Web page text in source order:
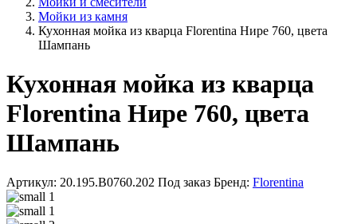
Мойки из камня
Кухонная мойка из кварца Florentina Нире 760, цвета
Шампань
Кухонная мойка из кварца
Florentina Нире 760, цвета
Шампань
Артикул: 20.195.B0760.202 Под заказ Бренд: Florentina